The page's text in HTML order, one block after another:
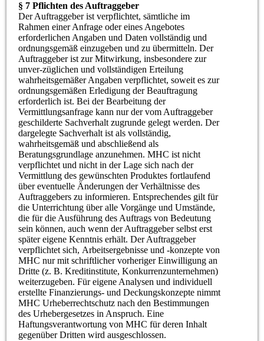
§ 7 Pflichten des Auftraggeber
Der Auftraggeber ist verpflichtet, sämtliche im
Rahmen einer Anfrage oder eines Angebotes
erforderlichen Angaben und Daten vollständig und
ordnungsgemäß einzugeben und zu übermitteln. Der
Auftraggeber ist zur Mitwirkung, insbesondere zur
unver-züglichen und vollständigen Erteilung
wahrheitsgemäßer Angaben verpflichtet, soweit es zur
ordnungsgemäßen Erledigung der Beauftragung
erforderlich ist. Bei der Bearbeitung der
Vermittlungsanfrage kann nur der vom Auftraggeber
geschilderte Sachverhalt zugrunde gelegt werden. Der
dargelegte Sachverhalt ist als vollständig,
wahrheitsgemäß und abschließend als
Beratungsgrundlage anzunehmen. MHC ist nicht
verpflichtet und nicht in der Lage sich nach der
Vermittlung des gewünschten Produktes fortlaufend
über eventuelle Änderungen der Verhältnisse des
Auftraggebers zu informieren. Entsprechendes gilt für
die Unterrichtung über alle Vorgänge und Umstände,
die für die Ausführung des Auftrags von Bedeutung
sein können, auch wenn der Auftraggeber selbst erst
später eigene Kenntnis erhält. Der Auftraggeber
verpflichtet sich, Arbeitsergebnisse und -konzepte von
MHC nur mit schriftlicher vorheriger Einwilligung an
Dritte (z. B. Kreditinstitute, Konkurrenzunternehmen)
weiterzugeben. Für eigene Analysen und individuell
erstellte Finanzierungs- und Deckungskonzepte nimmt
MHC Urheberrechtschutz nach den Bestimmungen
des Urhebergesetzes in Anspruch. Eine
Haftungsverantwortung von MHC für deren Inhalt
gegenüber Dritten wird ausgeschlossen.